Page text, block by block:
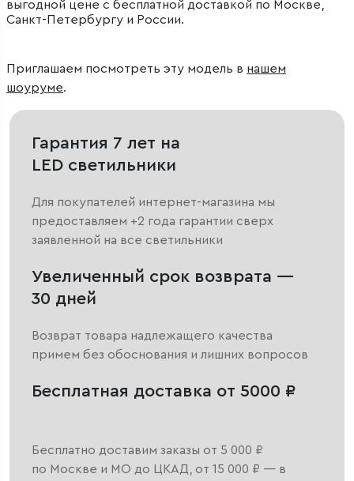
выгодной цене с бесплатной доставкой по Москве,
Санкт-Петербургу и России.
Приглашаем посмотреть эту модель в нашем
шоуруме.
Гарантия 7 лет на
LED светильники
Для покупателей интернет-магазина мы
предоставляем +2 года гарантии сверх
заявленной на все светильники
Увеличенный срок возврата —
30 дней
Возврат товара надлежащего качества
примем без обоснования и лишних вопросов
Бесплатная доставка от 5000 ₽
Бесплатно доставим заказы от 5 000 ₽
по Москве и МО до ЦКАД, от 15 000 ₽ — в